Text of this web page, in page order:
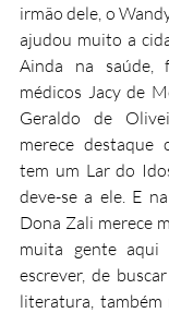
irmão dele, o
ajudou muito a
Ainda na saúde,
médicos Jacy de
Geraldo de
merece destaque
tem um Lar do
deve-se a ele. E
Dona Zali merece
muita gente
escrever, de
literatura, também